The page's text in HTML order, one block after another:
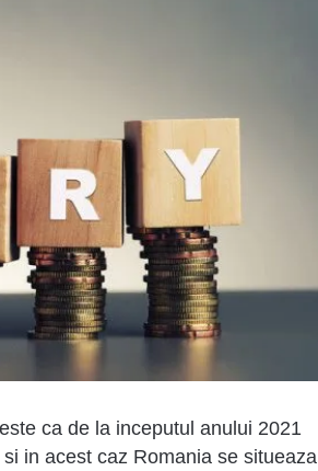
ca de la inceputul anului 2021
in acest caz Romania se situeaza